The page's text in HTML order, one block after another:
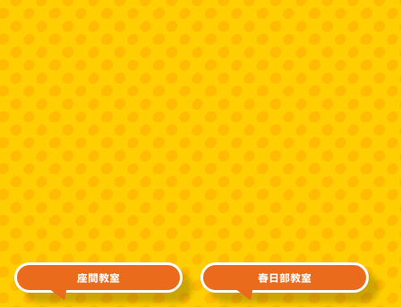
座間教室 春日部教室